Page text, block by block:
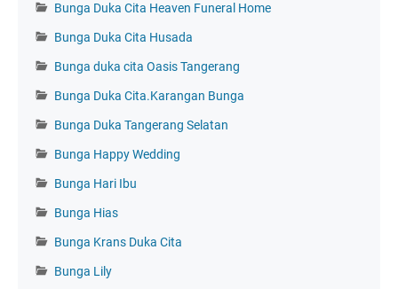
Bunga Duka Cita Heaven Funeral Home
Bunga Duka Cita Husada
Bunga duka cita Oasis Tangerang
Bunga Duka Cita.Karangan Bunga
Bunga Duka Tangerang Selatan
Bunga Happy Wedding
Bunga Hari Ibu
Bunga Hias
Bunga Krans Duka Cita
Bunga Lily